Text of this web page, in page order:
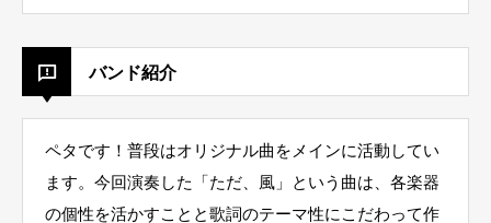
バンド紹介
ペタです！普段はオリジナル曲をメインに活動してい
ます。今回演奏した「ただ、風」という曲は、各楽器
の個性を活かすことと歌詞のテーマ性にこだわって作